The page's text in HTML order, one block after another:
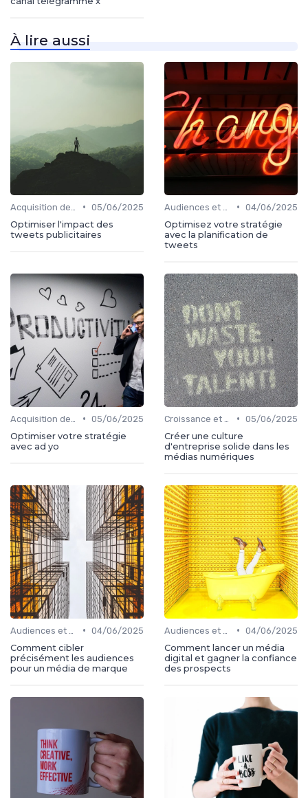
À lire aussi
• 05/06/2025
Optimiser l'impact des
tweets publicitaires
• 04/06/2025
Optimisez votre stratégie
avec la planification de
tweets
• 05/06/2025
Optimiser votre stratégie
avec ad yo
• 05/06/2025
Créer une culture
d'entreprise solide dans les
médias numériques
• 04/06/2025
Comment cibler
précisément les audiences
pour un média de marque
• 04/06/2025
Comment lancer un média
digital et gagner la confiance
des prospects